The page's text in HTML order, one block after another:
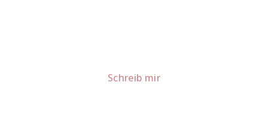
Schreib mir